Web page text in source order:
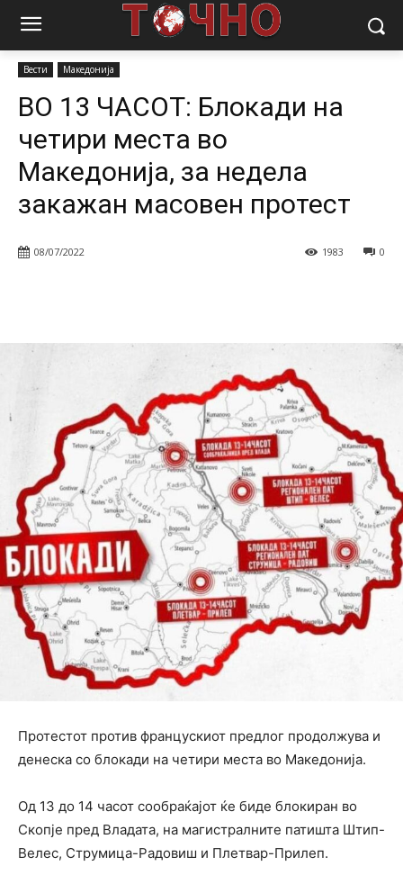
Почетна
ВО 13 ЧАСОТ: Блокади на четири места во
Вести Македонија
ВО 13 ЧАСОТ: Блокади на
четири места во
Македонија, за недела
закажан масовен протест
08/07/2022 0
1983
Протестот против францускиот предлог продолжува и
денеска со блокади на четири места во Македонија.
Од 13 до 14 часот сообраќајот ќе биде блокиран во
Скопје пред Владата, на магистралните патишта Штип-
Велес, Струмица-Радовиш и Плетвар-Прилеп.